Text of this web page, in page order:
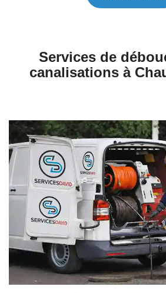
Services de
canalisations à